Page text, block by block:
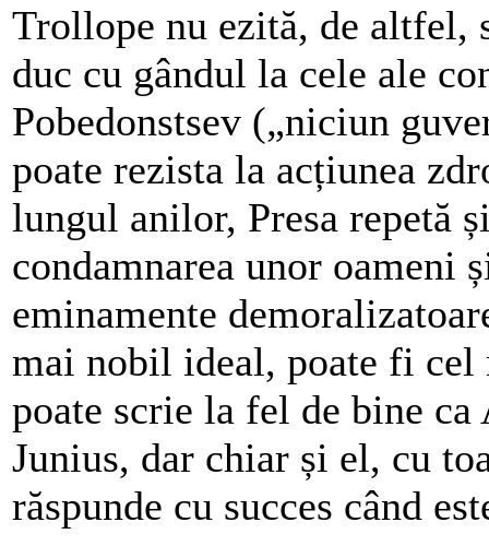
Trollope nu ezită, de altfel,
duc cu gândul la cele ale
Pobedonstsev („niciun
poate rezista la acțiunea
lungul anilor, Presa repetă
condamnarea unor
eminamente
mai nobil ideal, poate fi cel
poate scrie la fel de bine
Junius, dar chiar și el, cu
răspunde cu succes când